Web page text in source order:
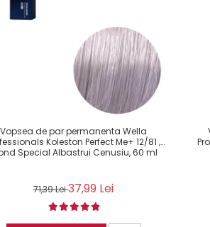
Vopsea de par permanenta Wella
Koleston Perfect Me+ 12/81 ,
Special Albastrui Cenusiu, 60 ml
71,39 Lei37,99 Lei